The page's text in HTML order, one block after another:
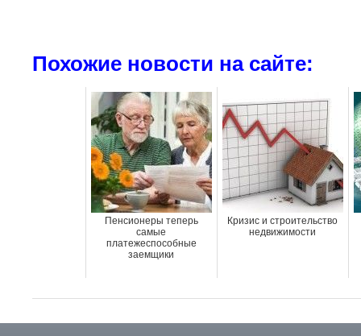
Похожие новости на сайте:
Пенсионеры теперь
самые
платежеспособные
заемщики
Кризис и строительство
недвижимости